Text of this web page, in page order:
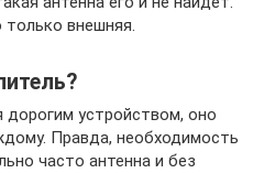
внешняя.
дорогим устройством, оно
Правда, необходимость
часто антенна и без